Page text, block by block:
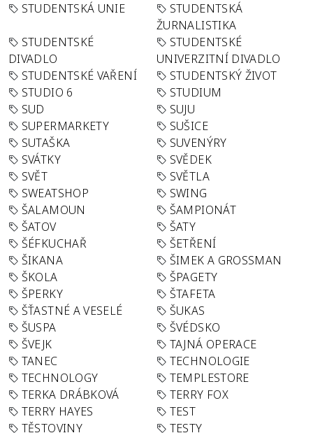
STUDENTSKÁ UNIE
STUDENTSKÁ
ŽURNALISTIKA
STUDENTSKÉ
DIVADLO
STUDENTSKÉ
UNIVERZITNÍ DIVADLO
STUDENTSKÉ VAŘENÍ
STUDENTSKÝ ŽIVOT
STUDIO 6
STUDIUM
SUD
SUJU
SUPERMARKETY
SUŠICE
SUTAŠKA
SUVENÝRY
SVÁTKY
SVĚDEK
SVĚT
SVĚTLA
SWEATSHOP
SWING
ŠALAMOUN
ŠAMPIONÁT
ŠATOV
ŠATY
ŠÉFKUCHAŘ
ŠETŘENÍ
ŠIKANA
ŠIMEK A GROSSMAN
ŠKOLA
ŠPAGETY
ŠPERKY
ŠTAFETA
ŠŤASTNÉ A VESELÉ
ŠUKAS
ŠUSPA
ŠVÉDSKO
ŠVEJK
TAJNÁ OPERACE
TANEC
TECHNOLOGIE
TECHNOLOGY
TEMPLESTORE
TERKA DRÁBKOVÁ
TERRY FOX
TERRY HAYES
TEST
TĚSTOVINY
TESTY